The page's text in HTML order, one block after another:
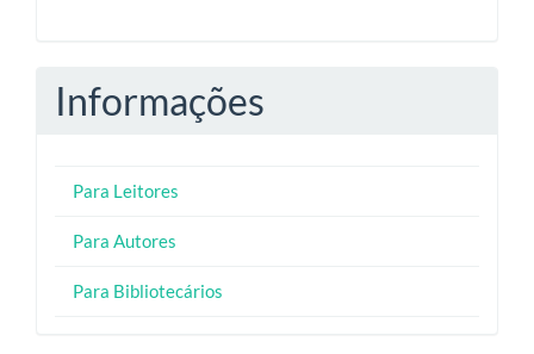
Informações
Para Leitores
Para Autores
Para Bibliotecários